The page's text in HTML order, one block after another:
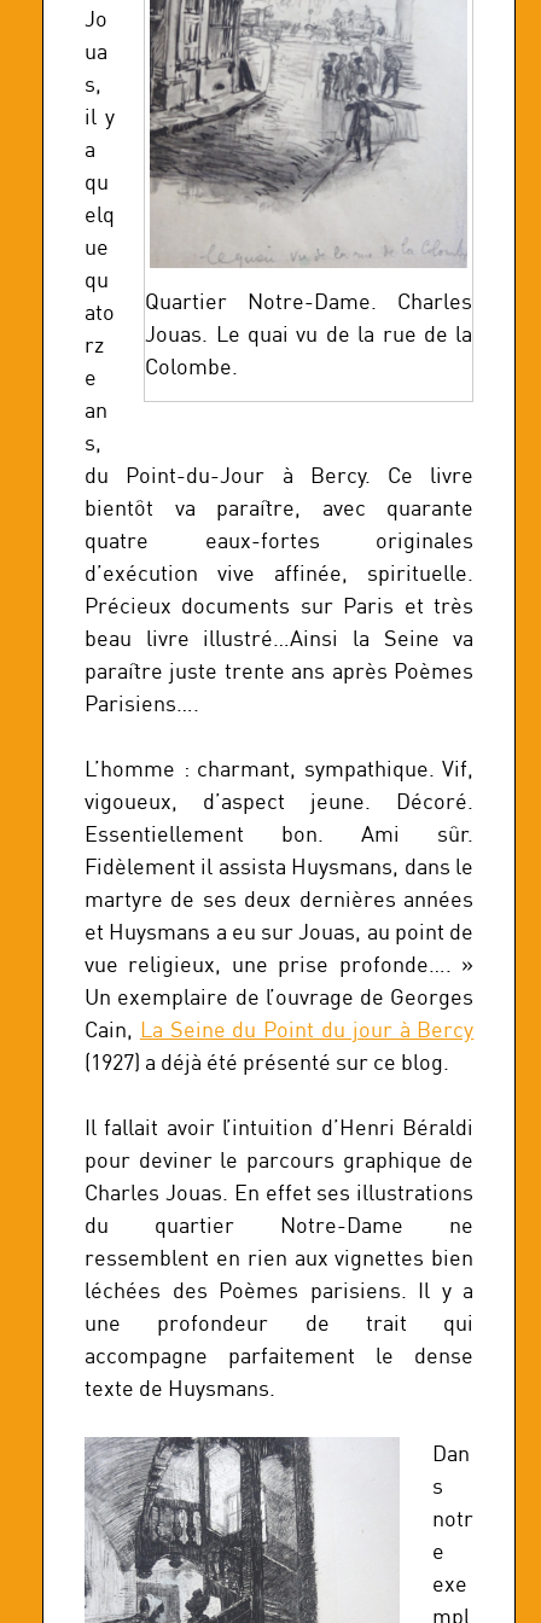
Quartier Notre-Dame. Charles
Jouas. Le quai vu de la rue de la
Colombe.
Jo
ua
s,
il y
a
qu
elq
ue
qu
ato
rz
e
an
s,
du Point-du-Jour à Bercy. Ce livre
bientôt va paraître, avec quarante
quatre eaux-fortes originales
d’exécution vive affinée, spirituelle.
Précieux documents sur Paris et très
beau livre illustré…Ainsi la Seine va
paraître juste trente ans après Poèmes
Parisiens….
L’homme : charmant, sympathique. Vif,
vigoueux, d’aspect jeune. Décoré.
Essentiellement bon. Ami sûr.
Fidèlement il assista Huysmans, dans le
martyre de ses deux dernières années
et Huysmans a eu sur Jouas, au point de
vue religieux, une prise profonde…. »
Un exemplaire de l’ouvrage de Georges
Cain, La Seine du Point du jour à Bercy
(1927) a déjà été présenté sur ce blog.
Il fallait avoir l’intuition d’Henri Béraldi
pour deviner le parcours graphique de
Charles Jouas. En effet ses illustrations
du quartier Notre-Dame ne
ressemblent en rien aux vignettes bien
léchées des Poèmes parisiens. Il y a
une profondeur de trait qui
accompagne parfaitement le dense
texte de Huysmans.
Dan
s
notr
e
exe
mpl